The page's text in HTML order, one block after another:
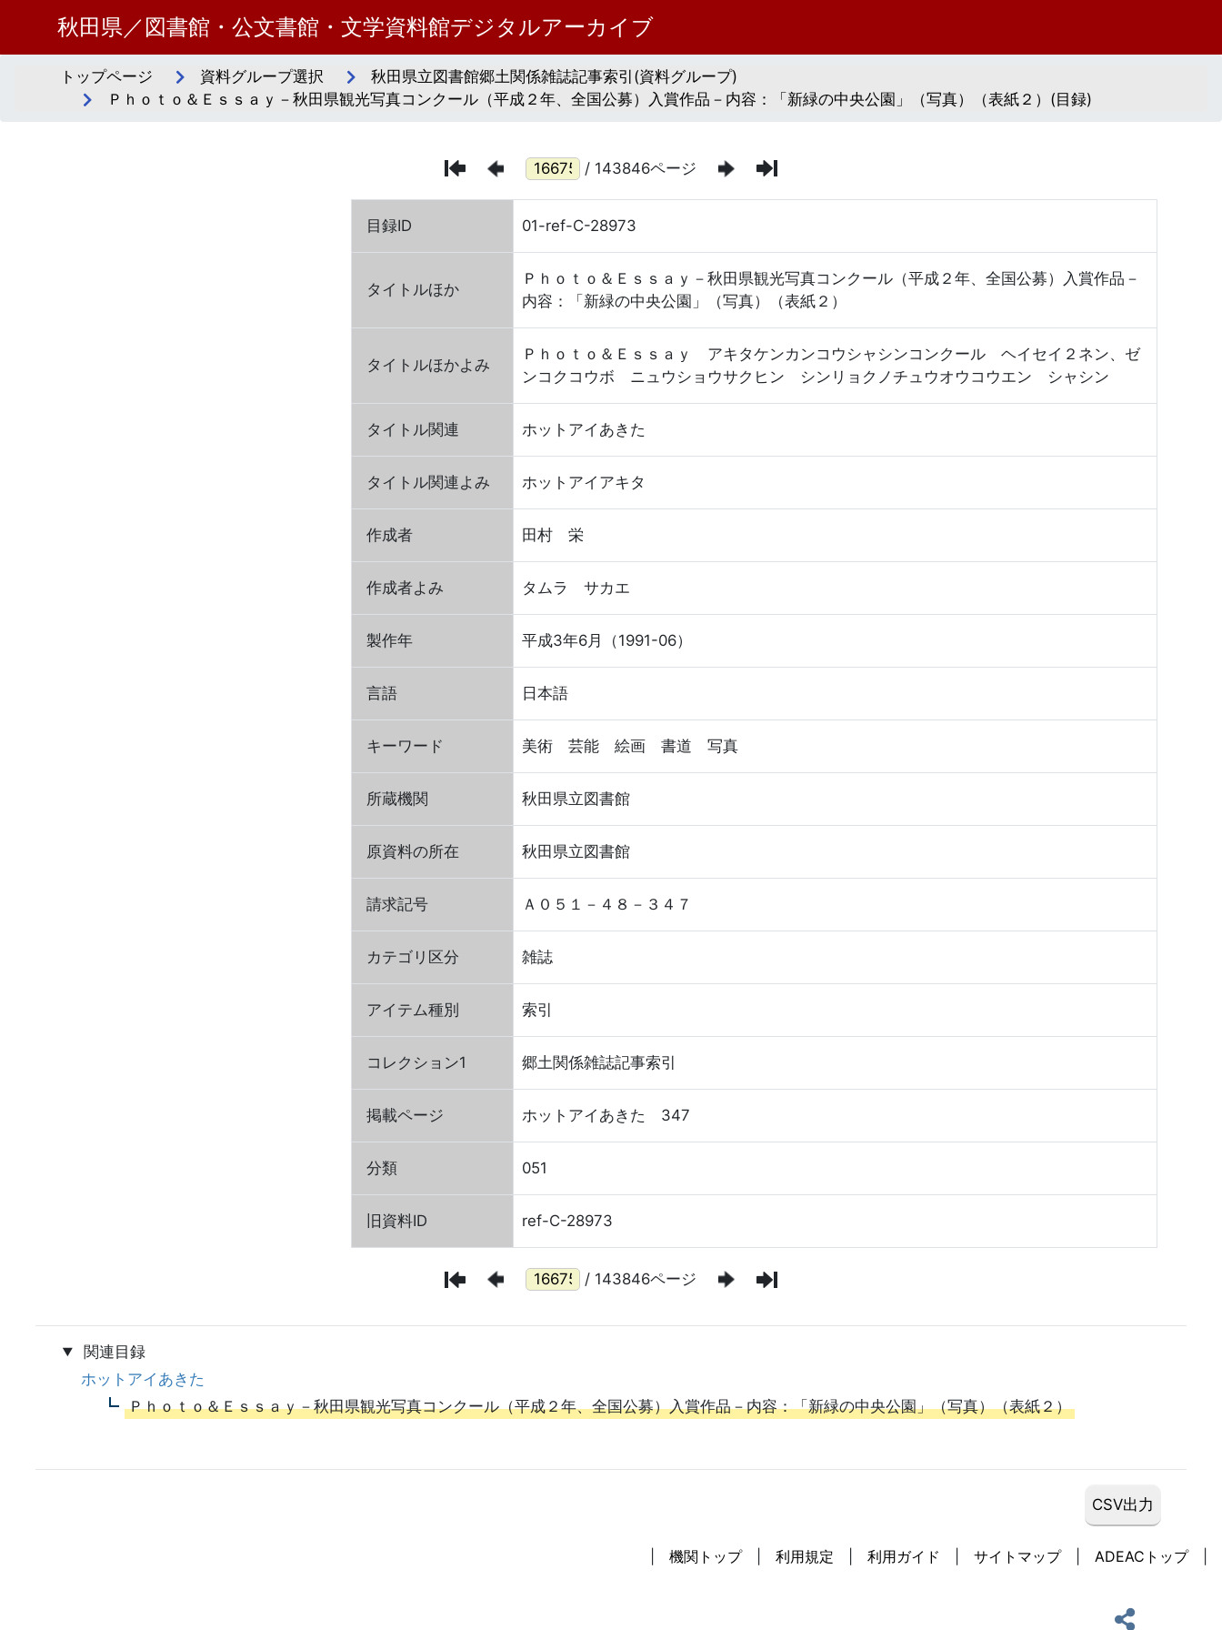
秋田県／図書館・公文書館・文学資料館デジタルアーカイブ
トップページ 資料グループ選択
秋田県立図書館郷土関係雑誌記事索引(資料グループ)
Ｐｈｏｔｏ＆Ｅｓｓａｙ－秋田県観光写真コンクール（平成２年、全国公募）入賞作品－内容：「新緑の中央公園」（写真）（表紙２）(目録)
/ 143846ページ
目録ID 01-ref-C-28973
タイトルほか
Ｐｈｏｔｏ＆Ｅｓｓａｙ－秋田県観光写真コンクール（平成２年、全国公募）入賞作品－
内容：「新緑の中央公園」（写真）（表紙２）
タイトルほかよみ
Ｐｈｏｔｏ＆Ｅｓｓａｙ アキタケンカンコウシャシンコンクール ヘイセイ２ネン、ゼ
ンコクコウボ ニュウショウサクヒン シンリョクノチュウオウコウエン シャシン
タイトル関連 ホットアイあきた
タイトル関連よみ ホットアイアキタ
作成者 田村 栄
作成者よみ タムラ サカエ
製作年 平成3年6月（1991-06）
言語 日本語
キーワード 美術 芸能 絵画 書道 写真
所蔵機関 秋田県立図書館
原資料の所在 秋田県立図書館
請求記号 Ａ０５１－４８－３４７
カテゴリ区分 雑誌
アイテム種別 索引
コレクション1 郷土関係雑誌記事索引
掲載ページ ホットアイあきた 347
分類 051
旧資料ID ref-C-28973
/ 143846ページ
関連目録
ホットアイあきた
Ｐｈｏｔｏ＆Ｅｓｓａｙ－秋田県観光写真コンクール（平成２年、全国公募）入賞作品－内容：「新緑の中央公園」（写真）（表紙２）
機関トップ 利用規定 利用ガイド サイトマップ ADEACトップ